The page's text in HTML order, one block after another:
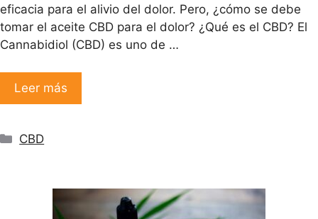
eficacia para el alivio del dolor. Pero, ¿cómo se debe
tomar el aceite CBD para el dolor? ¿Qué es el CBD? El
Cannabidiol (CBD) es uno de …
Leer más
Categorías
CBD